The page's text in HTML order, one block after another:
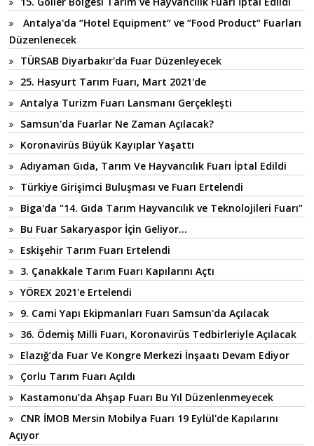
Antalya'da “Hotel Equipment“ ve “Food Product“ Fuarları
Düzenlenecek
TÜRSAB Diyarbakır'da Fuar Düzenleyecek
25. Hasyurt Tarım Fuarı, Mart 2021'de
Antalya Turizm Fuarı Lansmanı Gerçekleşti
Samsun'da Fuarlar Ne Zaman Açılacak?
Koronavirüs Büyük Kayıplar Yaşattı
Adıyaman Gıda, Tarım Ve Hayvancılık Fuarı İptal Edildi
Türkiye Girişimci Buluşması ve Fuarı Ertelendi
Biga'da "14. Gıda Tarım Hayvancılık ve Teknolojileri Fuarı"
Bu Fuar Sakaryaspor İçin Geliyor...
Eskişehir Tarım Fuarı Ertelendi
3. Çanakkale Tarım Fuarı Kapılarını Açtı
YÖREX 2021'e Ertelendi
9. Cami Yapı Ekipmanları Fuarı Samsun'da Açılacak
36. Ödemiş Milli Fuarı, Koronavirüs Tedbirleriyle Açılacak
Elazığ’da Fuar Ve Kongre Merkezi İnşaatı Devam Ediyor
Çorlu Tarım Fuarı Açıldı
Kastamonu’da Ahşap Fuarı Bu Yıl Düzenlenmeyecek
CNR İMOB Mersin Mobilya Fuarı 19 Eylül'de Kapılarını
Açıyor